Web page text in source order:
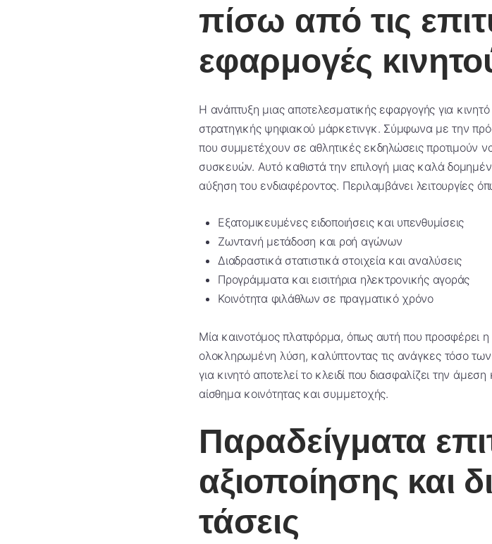
πίσω από τις
εφαρμογές
Η ανάπτυξη μιας αποτελεσματικής εφαργογής για
στρατηγικής ψηφιακού μάρκετινγκ. Σύμφωνα με την
που συμμετέχουν σε αθλητικές εκδηλώσεις προτιμούν
συσκευών. Αυτό καθιστά την επιλογή μιας καλά
αύξηση του ενδιαφέροντος. Περιλαμβάνει λειτουργίες
Εξατομικευμένες ειδοποιήσεις και υπενθυμίσεις
Ζωντανή μετάδοση και ροή αγώνων
Διαδραστικά στατιστικά στοιχεία και αναλύσεις
Προγράμματα και εισιτήρια ηλεκτρονικής αγοράς
Κοινότητα φιλάθλων σε πραγματικό χρόνο
Μία καινοτόμος πλατφόρμα, όπως αυτή που προσφέρει η
ολοκληρωμένη λύση, καλύπτοντας τις ανάγκες τόσο
για κινητό αποτελεί το κλειδί που διασφαλίζει την
αίσθημα κοινότητας και συμμετοχής.
Παραδείγματα
αξιοποίησης και
τάσεις